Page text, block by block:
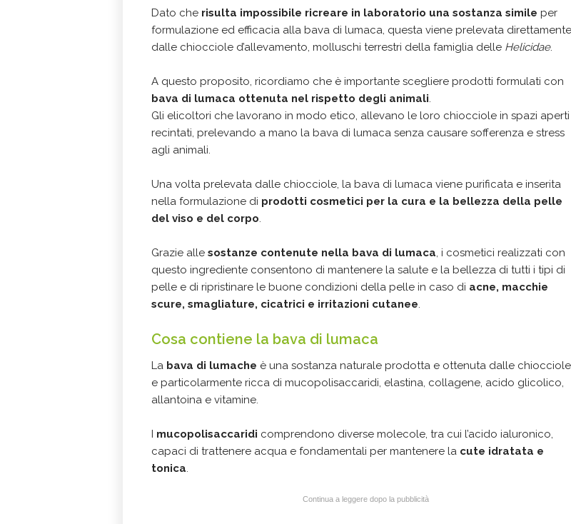
Dato che risulta impossibile ricreare in laboratorio una sostanza simile per
formulazione ed efficacia alla bava di lumaca, questa viene prelevata direttamente
dalle chiocciole d’allevamento, molluschi terrestri della famiglia delle Helicidae.
A questo proposito, ricordiamo che è importante scegliere prodotti formulati con
bava di lumaca ottenuta nel rispetto degli animali
Gli elicoltori che lavorano in modo etico, allevano le loro chiocciole in spazi aperti
recintati, prelevando a mano la bava di lumaca senza causare sofferenza e stress
agli animali.
Una volta prelevata dalle chiocciole, la bava di lumaca viene purificata e inserita
nella formulazione di prodotti cosmetici per la cura e la bellezza della pelle
del viso e del corpo
Grazie alle sostanze contenute nella bava di lumaca , i cosmetici realizzati con
questo ingrediente consentono di mantenere la salute e la bellezza di tutti i tipi di
pelle e di ripristinare le buone condizioni della pelle in caso di acne, macchie
scure, smagliature, cicatrici e irritazioni cutanee
Cosa contiene la bava di lumaca
La bava di lumache è una sostanza naturale prodotta e ottenuta dalle chiocciole
e particolarmente ricca di mucopolisaccaridi, elastina, collagene, acido glicolico,
allantoina e vitamine.
I mucopolisaccaridi comprendono diverse molecole, tra cui l’acido ialuronico,
capaci di trattenere acqua e fondamentali per mantenere la cute idratata e
tonica
Continua a leggere dopo la pubblicità